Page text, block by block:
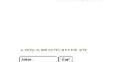
ZOEK IN BERICHTEN OP DEZE SITE
Zoeken: